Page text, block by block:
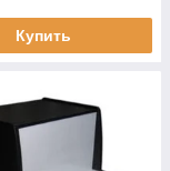
Купить